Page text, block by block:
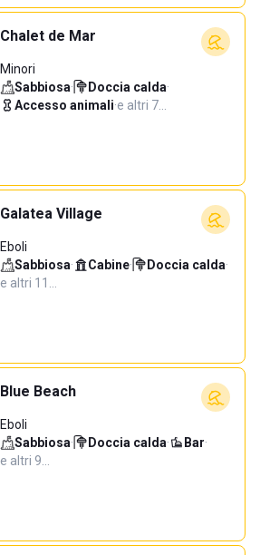
Chalet de Mar
Minori
Sabbiosa· Doccia calda·
Accesso animali·e altri 7…
Galatea Village
Eboli
Sabbiosa· Cabine· Doccia calda·
e altri 11…
Blue Beach
Eboli
Sabbiosa· Doccia calda· Bar·
e altri 9…